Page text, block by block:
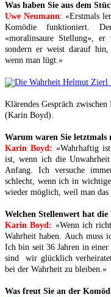
Was haben Sie aus dem
Uwe Neumann: «Erstmals
Komödie funktioniert.
«moralinsaure Stellung»,
sondern er weist darauf hin,
wenn man lügt.»
Klärendes Gespräch
(Karin Boyd).
Warum waren Sie
Karin Boyd: «Wahrhaftig
ist, wenn ich die
Anfang. Ich versuche
schlecht, wenn ich in
wieder möglich, weil man
Welchen Stellenwert hat
Karin Boyd: «Wenn ich
Wahrheit haben. Auch muss
Ich bin seit 36 Jahren in
sind wir glücklich
bei der Wahrheit zu bleiben.»
Was freut Sie an der